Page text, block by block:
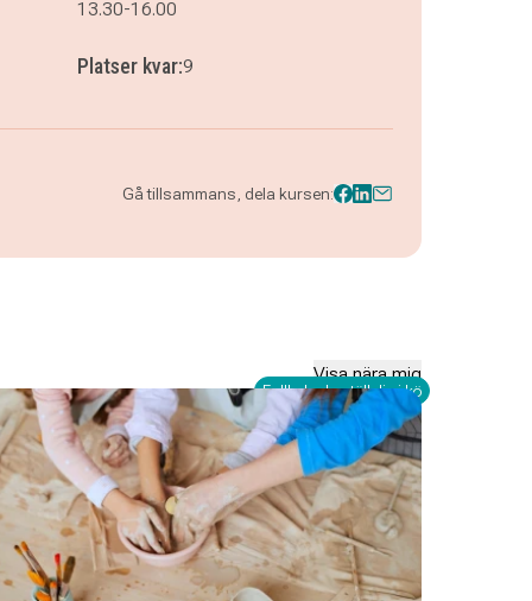
13.30-16.00
Platser kvar:9
Gå tillsammans, dela kursen:
Visa nära mig
Fullbokad - ställ dig i kö